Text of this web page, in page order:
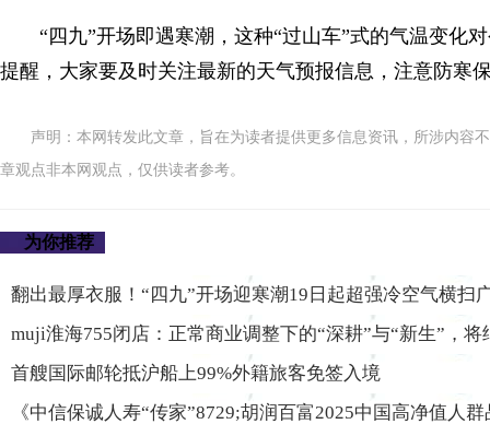
“四九”开场即遇寒潮，这种“过山车”式的气温变化
提醒，大家要及时关注最新的天气预报信息，注意防寒
声明：本网转发此文章，旨在为读者提供更多信息资讯，所涉内容
章观点非本网观点，仅供读者参考。
为你推荐
翻出最厚衣服！“四九”开场迎寒潮19日起超强冷空气横扫
muji淮海755闭店：正常商业调整下的“深耕”与“新生”，将
首艘国际邮轮抵沪船上99%外籍旅客免签入境
《中信保诚人寿“传家”8729;胡润百富2025中国高净值人